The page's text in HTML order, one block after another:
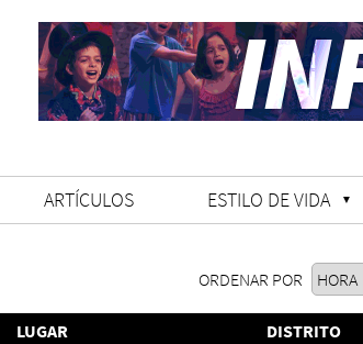
ARTÍCULOS ESTILO DE VIDA
ORDENAR POR
LUGAR DISTRITO